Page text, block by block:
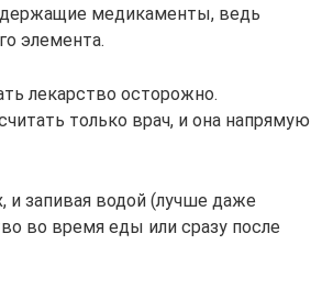
медикаменты, ведь
элемента.
лекарство осторожно.
только врач, и она напрямую
и запивая водой (лучше даже
во время еды или сразу после